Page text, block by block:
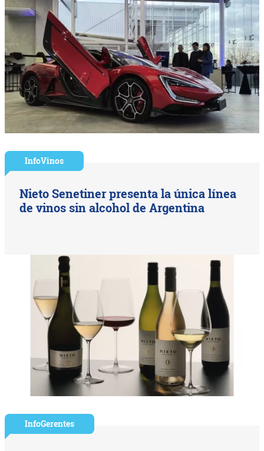
InfoVinos
Nieto Senetiner presenta la única línea
de vinos sin alcohol de Argentina
InfoGerentes